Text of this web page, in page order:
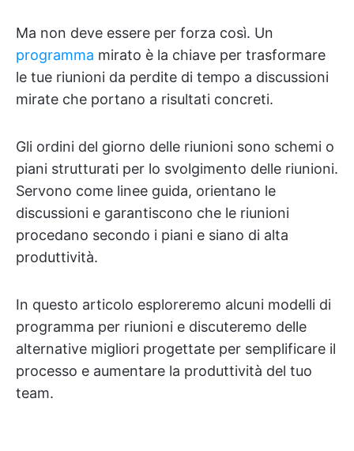
Ma non deve essere per forza così. Un
programma mirato è la chiave per trasformare
le tue riunioni da perdite di tempo a discussioni
mirate che portano a risultati concreti.
Gli ordini del giorno delle riunioni sono schemi o
piani strutturati per lo svolgimento delle riunioni.
Servono come linee guida, orientano le
discussioni e garantiscono che le riunioni
procedano secondo i piani e siano di alta
produttività.
In questo articolo esploreremo alcuni modelli di
programma per riunioni e discuteremo delle
alternative migliori progettate per semplificare il
processo e aumentare la produttività del tuo
team.